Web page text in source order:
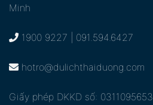
Minh
1900 9227 | 091.594.6427
hotro@dulichthaiduong.com
Giấy phép DKKD số: 0311095653